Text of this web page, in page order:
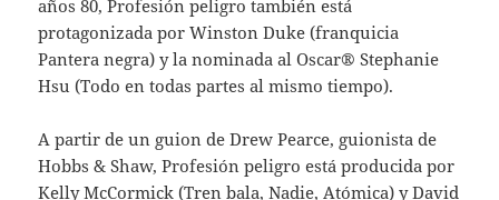
años 80, Profesión peligro también está
protagonizada por Winston Duke (franquicia
Pantera negra) y la nominada al Oscar® Stephanie
Hsu (Todo en todas partes al mismo tiempo).
A partir de un guion de Drew Pearce, guionista de
Hobbs & Shaw, Profesión peligro está producida por
Kelly McCormick (Tren bala, Nadie, Atómica) y David